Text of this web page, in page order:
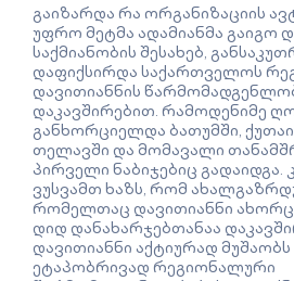
გაიზარდა რა ორგანიზაციის
უფრო მეტმა ადამიანმა გაიგო
საქმიანობის შესახებ,
დაფიქსირდა საქართველოს
დავითიანნის
დაკავშირებით. რამოდენიმე
განხორციელდა ბათუმში,
თელავში და მომავალი
პირველი ნაბიჯებიც
ვუსვამთ ხაზს, რომ
რომელთაც დავითიანნი
დიდ დანახარჯებთანაა
დავითიანნი აქტიურად
ეტაპობრივად რეგიონალური